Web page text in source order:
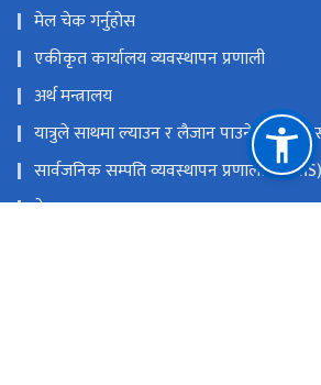
मेल चेक गर्नुहोस
एकीकृत कार्यालय व्यवस्थापन प्रणाली
अर्थ मन्त्रालय
यात्रुले साथमा ल्याउन र लैजान पाउने मालवस्तु
सार्वजनिक सम्पति व्यवस्थापन प्रणाली (PAMS)
नेपाल राजपत्र